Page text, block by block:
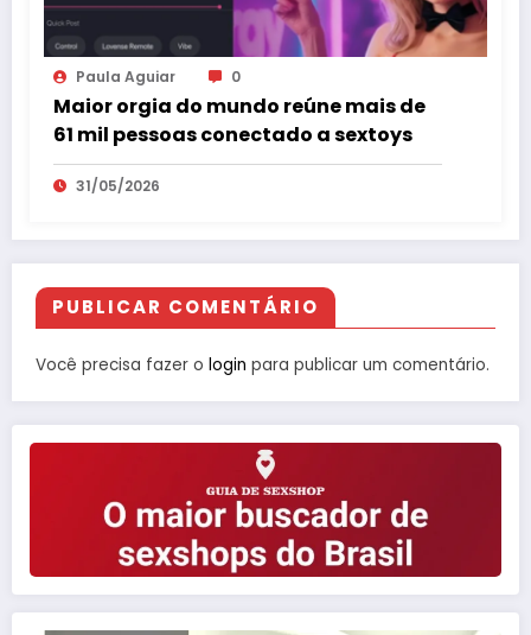
Paula Aguiar 0
Maior orgia do mundo reúne mais de
61 mil pessoas conectado a sextoys
31/05/2026
PUBLICAR COMENTÁRIO
Você precisa fazer o login para publicar um comentário.